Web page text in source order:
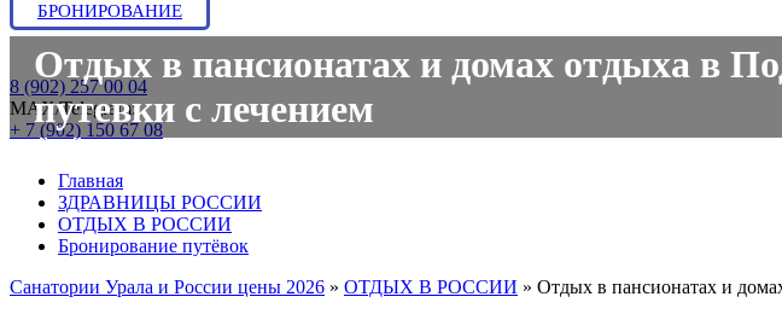
БРОНИРОВАНИЕ
8 (902) 257 00 04
МАХ/Telegram:
+ 7 (902) 150 67 08
Отдых в пансионатах и домах отдыха в
путевки с лечением
Главная
ЗДРАВНИЦЫ РОССИИ
ОТДЫХ В РОССИИ
Бронирование путёвок
Санатории Урала и России цены 2026 » ОТДЫХ В РОССИИ » Отдых в пансионатах и